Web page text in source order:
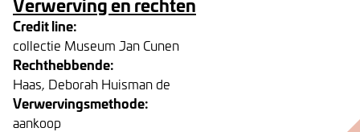
Credit line:
collectie Museum Jan Cunen
Rechthebbende:
Haas, Deborah Huisman de
Verwervingsmethode:
aankoop